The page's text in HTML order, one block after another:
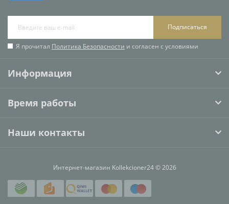
Подписаться
Я прочитал Политика Безопасности и согласен с условиями
Информация
Время работы
Наши контакты
Интернет-магазин Kollekcioner24 © 2026